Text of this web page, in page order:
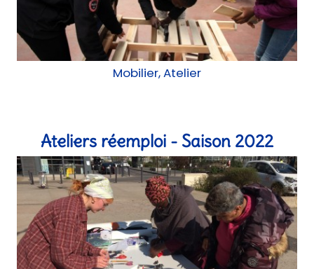
Ateliers réemploi - Saison 2022
Atelier